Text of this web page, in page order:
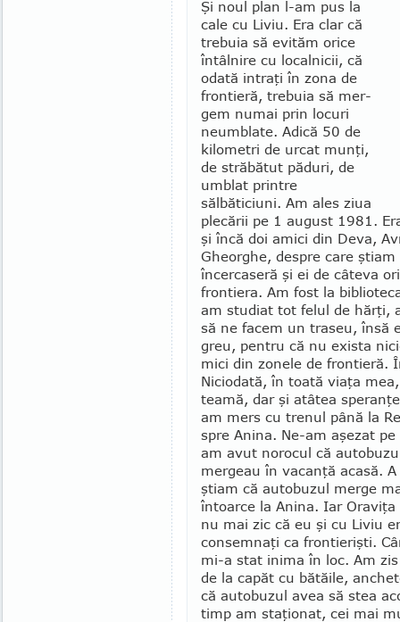
Şi noul plan l-am pus la
cale cu Liviu. Era clar că
trebuia să evităm orice
întâlnire cu localnicii, că
odată intraţi în zona de
frontieră, trebuia să mer­
gem numai prin locuri
neumblate. Adică 50 de
kilo­metri de urcat munţi,
de străbătut păduri, de
umblat printre
sălbăticiuni. Am ales ziua
plecării pe 1 au­gust 1981.
şi încă doi amici din Deva,
Gheorghe, despre care ştiam
încercaseră şi ei de câteva
frontiera. Am fost la
am studiat tot felul de hărţi,
să ne facem un traseu, însă
greu, pentru că nu exista
mici din zonele de frontieră.
Niciodată, în toată viaţa
teamă, dar şi atâtea
am mers cu trenul până la
spre Anina. Ne-am aşezat
am avut norocul că
mergeau în va­canţă acasă.
ştiam că autobuzul merge
întoarce la Anina. Iar
nu mai zic că eu şi cu Liviu
consemnaţi ca frontierişti.
mi-a stat inima în loc. Am
de la capăt cu bătăile,
că autobuzul avea să stea
timp am staţionat, cei mai